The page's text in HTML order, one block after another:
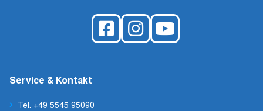
Service & Kontakt
Tel. +49 5545 95090